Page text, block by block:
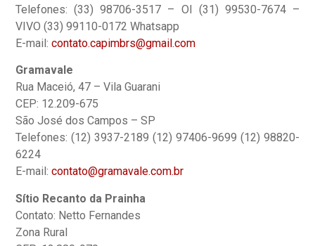
Telefones: (33) 98706-3517 – OI (31) 99530-7674 –
VIVO (33) 99110-0172 Whatsapp
E-mail:contato.capimbrs@gmail.com
Gramavale
Rua Maceió, 47 – Vila Guarani
CEP: 12.209-675
São José dos Campos – SP
Telefones: (12) 3937-2189 (12) 97406-9699 (12) 98820-
6224
E-mail:contato@gramavale.com.br
Sítio Recanto da Prainha
Contato: Netto Fernandes
Zona Rural